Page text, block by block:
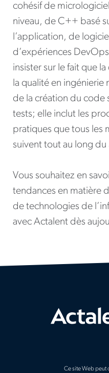
cohésif de
niveau, de C++ basé
l’application, de
d’expériences
insister sur le fait que
la qualité en ingénierie
de la création du code
tests; elle inclut les
pratiques que tous les
suivent tout au long du
Vous souhaitez en
tendances en matière
de technologies de
avec Actalent dès
Ce site Web peut